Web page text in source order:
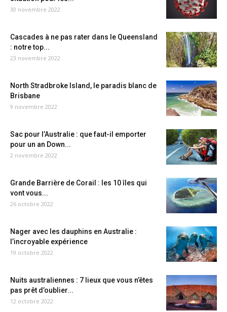
30 novembre 2022
Cascades à ne pas rater dans le Queensland
: notre top...
23 novembre 2022
North Stradbroke Island, le paradis blanc de
Brisbane
9 novembre 2022
Sac pour l’Australie : que faut-il emporter
pour un an Down...
2 novembre 2022
Grande Barrière de Corail : les 10 îles qui
vont vous...
26 octobre 2022
Nager avec les dauphins en Australie :
l’incroyable expérience
19 octobre 2022
Nuits australiennes : 7 lieux que vous n’êtes
pas prêt d’oublier...
12 octobre 2022